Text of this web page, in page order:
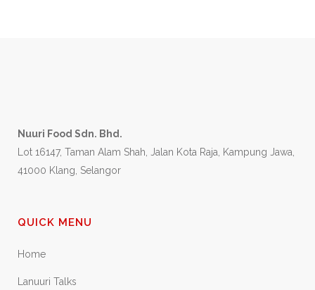
Nuuri Food Sdn. Bhd.
Lot 16147, Taman Alam Shah, Jalan Kota Raja, Kampung Jawa,
41000 Klang, Selangor
QUICK MENU
Home
Lanuuri Talks